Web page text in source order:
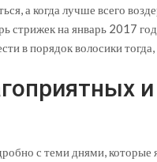
а когда лучше всего
стрижек на январь 2017
в порядок волосики
с теми днями,